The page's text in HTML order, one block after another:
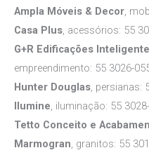
Ampla Móveis & Decor,
Casa Plus, acessórios: 55
G+R Edificações
empreendimento: 55 3026-
Hunter Douglas, persianas:
Ilumine, iluminação: 55
Tetto Conceito e
Marmogran, granitos: 55